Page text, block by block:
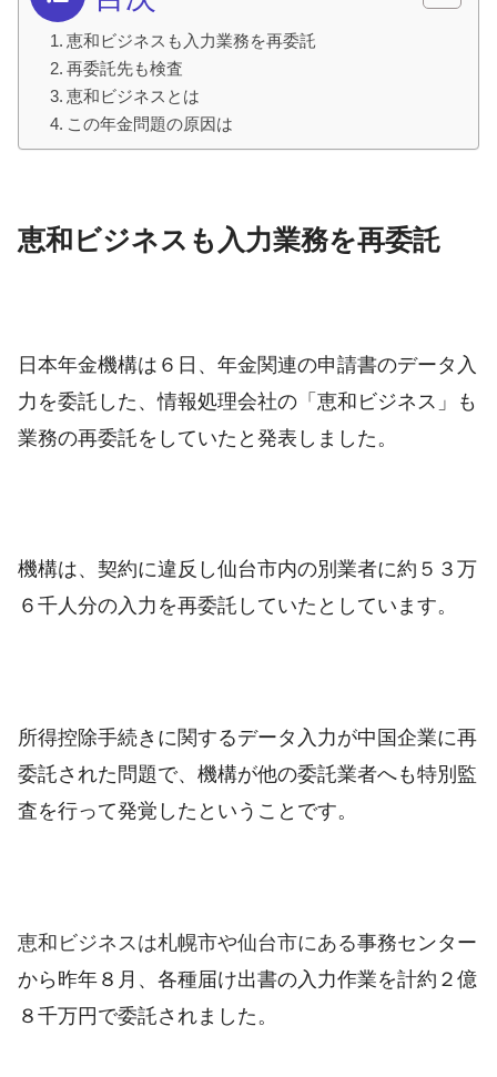
恵和ビジネスも入力業務を再委託
再委託先も検査
恵和ビジネスとは
この年金問題の原因は
恵和ビジネスも入力業務を再委託
日本年金機構は６日、年金関連の申請書のデータ入
力を委託した、情報処理会社の「恵和ビジネス」も
業務の再委託をしていたと発表しました。
機構は、契約に違反し仙台市内の別業者に約５３万
６千人分の入力を再委託していたとしています。
所得控除手続きに関するデータ入力が中国企業に再
委託された問題で、機構が他の委託業者へも特別監
査を行って発覚したということです。
恵和ビジネスは札幌市や仙台市にある事務センター
から昨年８月、各種届け出書の入力作業を計約２億
８千万円で委託されました。